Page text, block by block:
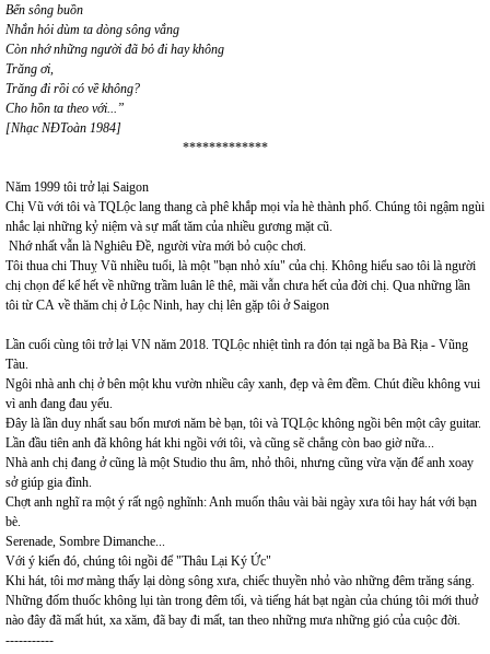
Bến sông buồn
Nhắn hỏi dùm ta dòng sông vắng
Còn nhớ những người đã bỏ đi hay không
Trăng ơi,
Trăng đi rồi có về không?
Cho hồn ta theo với...”
[Nhạc NĐToàn 1984]
*************
Năm 1999 tôi trở lại Saigon
Chị Vũ với tôi và TQLộc lang thang cà phê khắp mọi vỉa hè thành phố. Chúng tôi ngậm ngùi
nhắc lại những kỷ niệm và sự mất tăm của nhiều gương mặt cũ.
Nhớ nhất vẫn là Nghiêu Đề, người vừa mới bỏ cuộc chơi.
Tôi thua chi Thuỵ Vũ nhiều tuổi, là một "bạn nhỏ xíu" của chị. Không hiểu sao tôi là người
chị chọn để kể hết về những trầm luân lê thê, mãi vẫn chưa hết của đời chị. Qua những lần
tôi từ CA về thăm chị ở Lộc Ninh, hay chị lên gặp tôi ở Saigon
Lần cuối cùng tôi trở lại VN năm 2018. TQLộc nhiệt tình ra đón tại ngã ba Bà Rịa - Vũng
Tàu.
Ngôi nhà anh chị ở bên một khu vườn nhiều cây xanh, đẹp và êm đềm. Chút điều không vui
vì anh đang đau yếu.
Đây là lần duy nhất sau bốn mươi năm bè bạn, tôi và TQLộc không ngồi bên một cây guitar.
Lần đầu tiên anh đã không hát khi ngồi với tôi, và cũng sẽ chẳng còn bao giờ nữa...
Nhà anh chị đang ở cũng là một Studio thu âm, nhỏ thôi, nhưng cũng vừa vặn để anh xoay
sở giúp gia đình.
Chợt anh nghĩ ra một ý rất ngộ nghĩnh: Anh muốn thâu vài bài ngày xưa tôi hay hát với bạn
bè.
Serenade, Sombre Dimanche...
Với ý kiến đó, chúng tôi ngồi để "Thâu Lại Ký Ức"
Khi hát, tôi mơ màng thấy lại dòng sông xưa, chiếc thuyền nhỏ vào những đêm trăng sáng.
Những đốm thuốc không lụi tàn trong đêm tối, và tiếng hát bạt ngàn của chúng tôi mới thuở
nào đây đã mất hút, xa xăm, đã bay đi mất, tan theo những mưa những gió của cuộc đời.
-----------